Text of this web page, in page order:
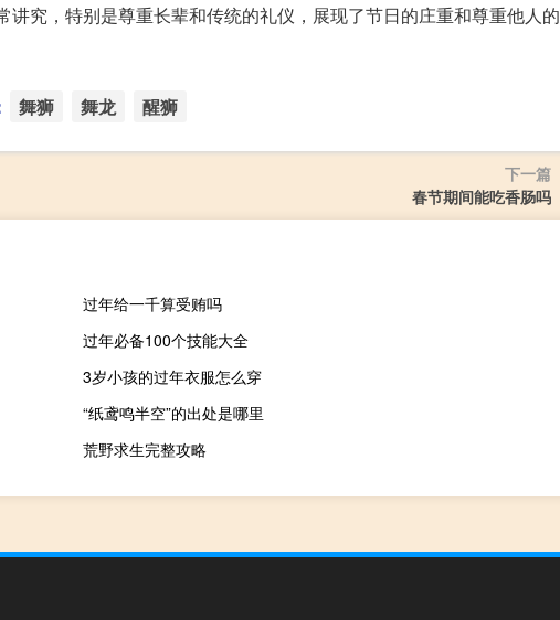
究，特别是尊重长辈和传统的礼仪，展现了节日的庄重和尊重他人的
舞狮 舞龙 醒狮
下一篇
春节期间能吃香肠吗
过年给一千算受贿吗
过年必备100个技能大全
3岁小孩的过年衣服怎么穿
“纸鸢鸣半空”的出处是哪里
荒野求生完整攻略